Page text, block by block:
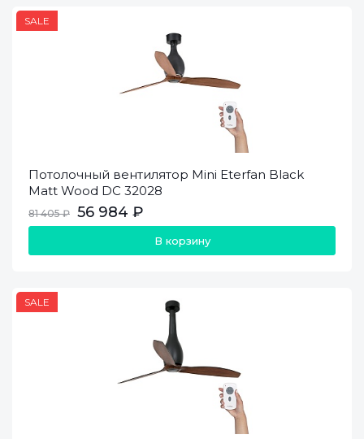
SALE
Потолочный вентилятор Mini Eterfan Black
Matt Wood DC 32028
81 405 ₽ 56 984 ₽
В корзину
SALE